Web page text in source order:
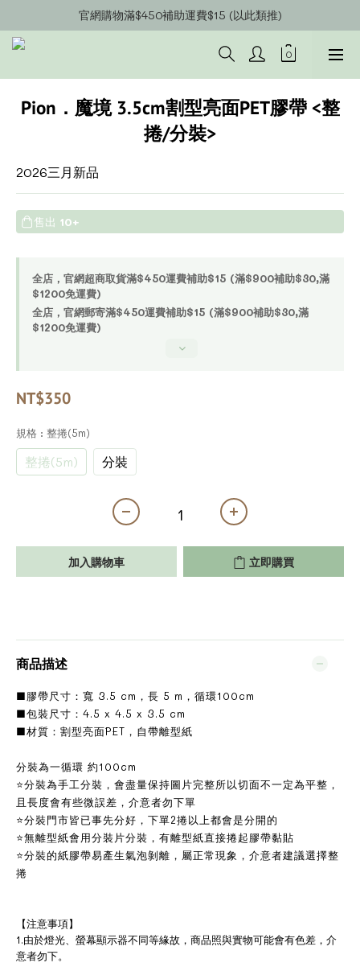
官網會員募集中~立即註冊即可獲得購物金$20!!!
官網購物滿$450補助運費$15 (以此類推)
官網購物超商郵寄滿$1200/宅配到府滿$1600免運費!!
官網會員募集中~立即註冊即可獲得購物金$20!!!
Pion．魔境 3.5cm割型亮面PET膠帶 <整
捲/分裝>
2026三月新品
售出 10+
全店，官網超商取貨滿$450運費補助$15 (滿$900補助$30,滿
$1200免運費)
全店，官網郵寄滿$450運費補助$15 (滿$900補助$30,滿
$1200免運費)
NT$350
規格 : 整捲(5m)
整捲(5m) 分裝
加入購物車 立即購買
商品描述
■膠帶尺寸：寬 3.5 cm，長 5 m，循環100cm
■包裝尺寸：4.5 x 4.5 x 3.5 cm
■材質：割型亮面PET，自帶離型紙
分裝為一循環 約100cm
⭐分裝為手工分裝，會盡量保持圖片完整所以切面不一定為平整，
且長度會有些微誤差，介意者勿下單
⭐分裝門市皆已事先分好，下單2捲以上都會是分開的
⭐無離型紙會用分裝片分裝，有離型紙直接捲起膠帶黏貼
⭐分裝的紙膠帶易產生氣泡剝離，屬正常現象，介意者建議選擇整
捲
【注意事項】
1.由於燈光、螢幕顯示器不同等緣故，商品照與實物可能會有色差，介
意者勿下。